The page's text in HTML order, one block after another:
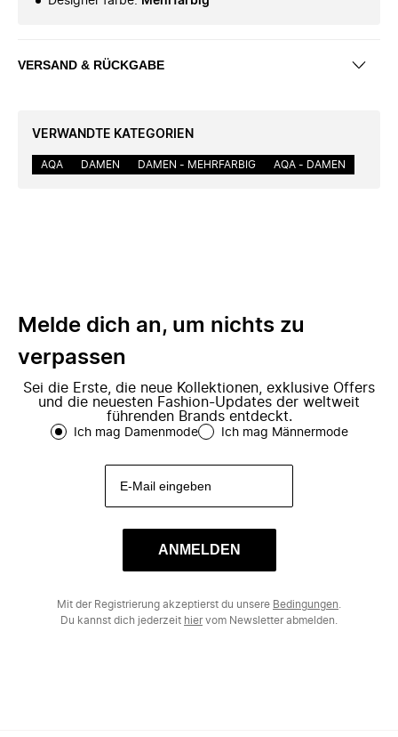
VERSAND & RÜCKGABE
VERWANDTE KATEGORIEN
AQA DAMEN DAMEN - MEHRFARBIG AQA - DAMEN
Melde dich an, um nichts zu
verpassen
Sei die Erste, die neue Kollektionen, exklusive Offers
und die neuesten Fashion-Updates der weltweit
führenden Brands entdeckt.
Ich mag Damenmode Ich mag Männermode
ANMELDEN
Mit der Registrierung akzeptierst du unsere Bedingungen
Du kannst dich jederzeit hiervom Newsletter abmelden.